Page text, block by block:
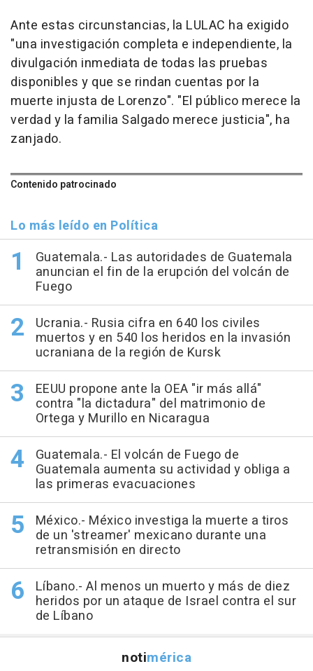
Ante estas circunstancias, la LULAC ha exigido
"una investigación completa e independiente, la
divulgación inmediata de todas las pruebas
disponibles y que se rindan cuentas por la
muerte injusta de Lorenzo". "El público merece la
verdad y la familia Salgado merece justicia", ha
zanjado.
Contenido patrocinado
Lo más leído en Política
Guatemala.- Las autoridades de Guatemala
anuncian el fin de la erupción del volcán de
Fuego
Ucrania.- Rusia cifra en 640 los civiles
muertos y en 540 los heridos en la invasión
ucraniana de la región de Kursk
EEUU propone ante la OEA "ir más allá"
contra "la dictadura" del matrimonio de
Ortega y Murillo en Nicaragua
Guatemala.- El volcán de Fuego de
Guatemala aumenta su actividad y obliga a
las primeras evacuaciones
México.- México investiga la muerte a tiros
de un 'streamer' mexicano durante una
retransmisión en directo
Líbano.- Al menos un muerto y más de diez
heridos por un ataque de Israel contra el sur
de Líbano
notimérica